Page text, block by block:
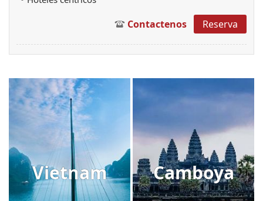
Contactenos Reserva
Vietnam Camboya